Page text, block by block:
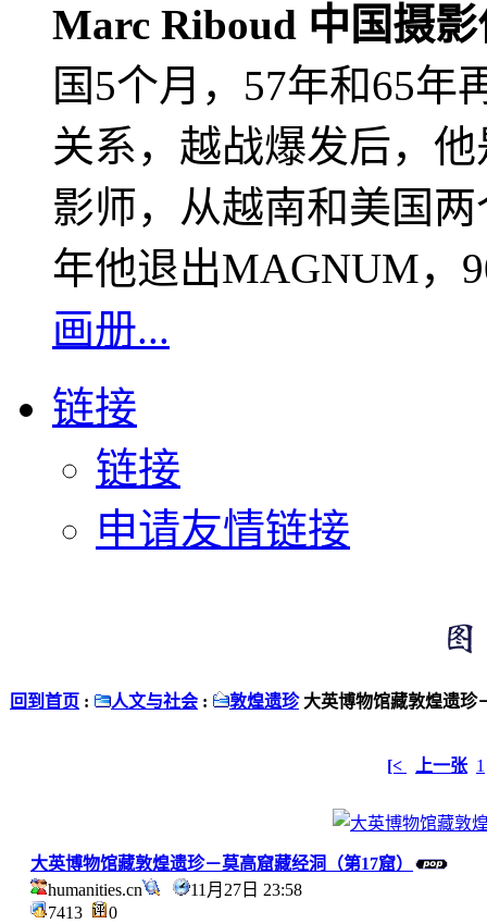
Marc Riboud 中国摄
国5个月，57年和65年
关系，越战爆发后，
影师，从越南和美国
年他退出MAGNUM，
画册...
链接
链接
申请友情链接
回到首页 : 人文与社会 : 敦煌遗珍大英博物馆藏敦煌遗珍
[< 上一张 1
大英博物馆藏敦煌遗珍－莫高窟藏经洞（第17窟）
humanities.cn
11月27日 23:58
7413
0